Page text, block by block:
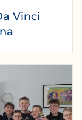
Vinci